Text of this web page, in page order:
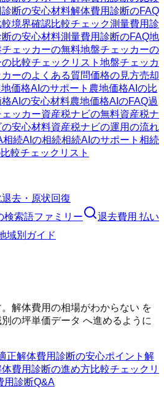
断の安心材料解体費用診断のFAQ
境界確認比較チェック測量費用診
の安心材料測量費用診断のFAQ地
ェッカーの無料地盤チェッカーの
比較チェックリスト 地盤チェッカ
ーのよくある質問価格の見方売却
価格AIのサポート 農地価格AIの比
格AIの安心材料農地価格AIのFAQ過
ッカー資産税ナビの無料資産税ナ
安心材料資産税ナビの運用の流れ
相続AIの相続相続AIのサポート 相続
較チェックリスト
退去・原状回復
検索語ファミリー
退去費用 払い
域別ガイド
解体費用の相場がわからない を
の坪単価データ へ進めるように
正解体費用診断の安心ポイント 解
体費用診断の進め方比較チェックリ
用診断Q&A